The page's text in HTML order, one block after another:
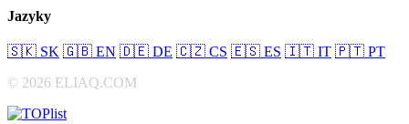
Jazyky
🇸🇰 SK 🇬🇧 EN 🇩🇪 DE 🇨🇿 CS 🇪🇸 ES 🇮🇹 IT 🇵🇹 PT
© 2026 ELIAQ.COM